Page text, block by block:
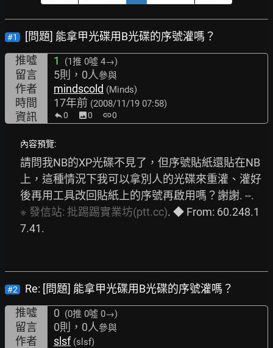
#1
[問題] 能拿甲光碟用B光碟的序號灌嗎？
推噓
1 (1推 0噓 4→)
留言 5則，0人參與
作者 mindscold (Minds)
時間 17年前 (2008/11/19 07:58)
資訊 0 image0 link0
內容預覽:
請問我NB的XP光碟不見了，但序號貼紙還貼在NB
上，這種情況下我可以拿別人的光碟來重灌、灌好
※ 發信站: 批踢踢實業坊(ptt.cc). ◆ From: 60.248.1
7.41.
#2
Re: [問題] 能拿甲光碟用B光碟的序號灌嗎？
推噓
0 (0推 0噓 0→)
留言 0則，0人參與
作者 slsf (slsf)